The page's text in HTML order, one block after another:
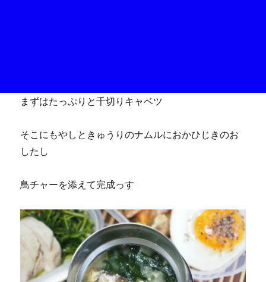
まずはたっぷりと千切りキャベツ
そこにもやしときゅうりのナムルにおかひじきのお
したし
鳥チャーを添えて完成っす